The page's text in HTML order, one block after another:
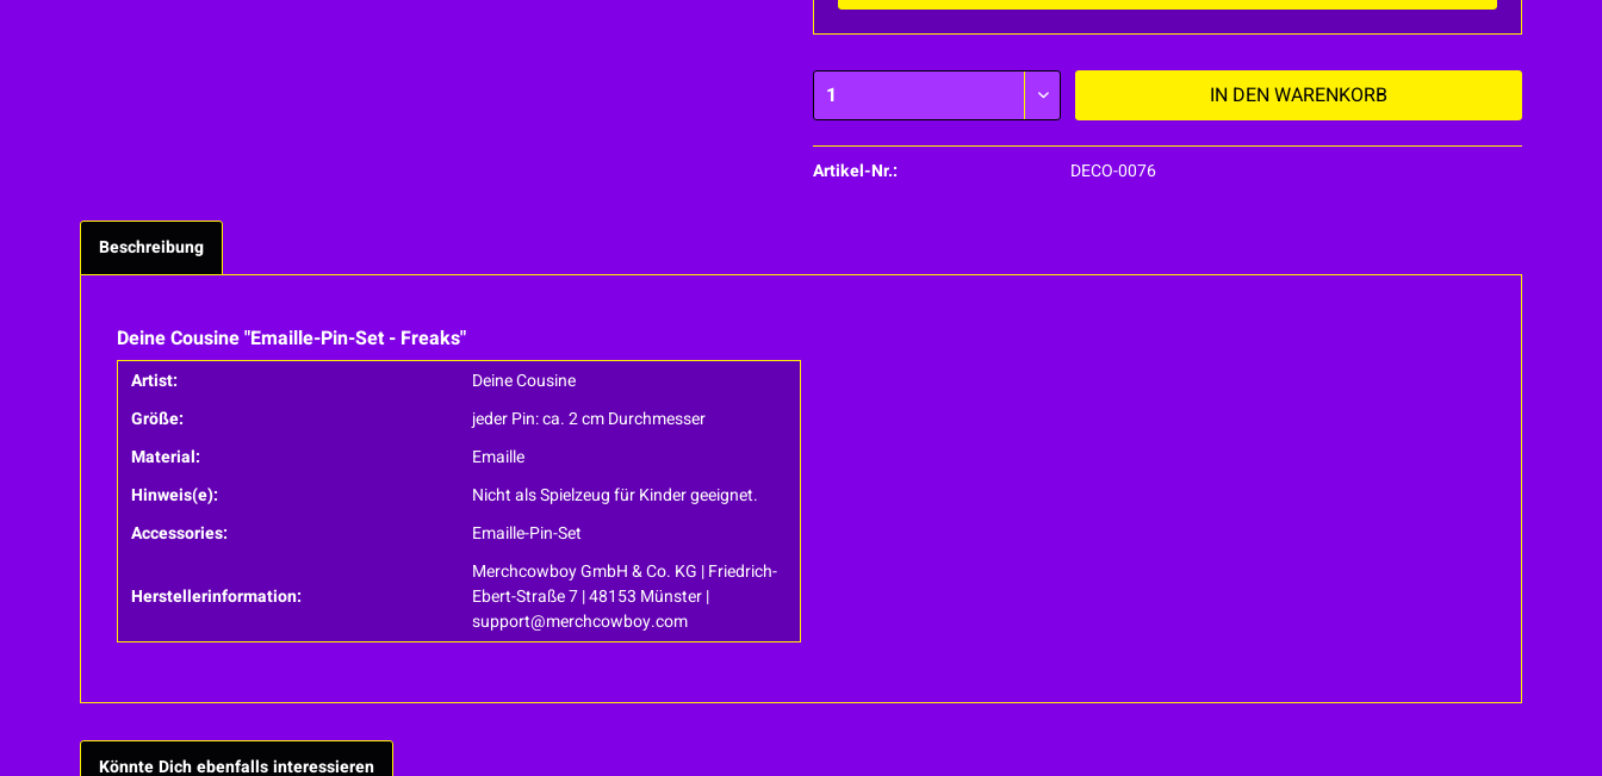
IN DEN WARENKORB
Artikel-Nr.: DECO-0076
Beschreibung
Deine Cousine "Emaille-Pin-Set - Freaks"
Artist:
Deine Cousine
Größe:
jeder Pin: ca. 2 cm Durchmesser
Material:
Emaille
Hinweis(e):
Nicht als Spielzeug für Kinder geeignet.
Accessories:
Emaille-Pin-Set
Herstellerinformation:
Merchcowboy GmbH & Co. KG | Friedrich-
Ebert-Straße 7 | 48153 Münster |
support@merchcowboy.com
Könnte Dich ebenfalls interessieren